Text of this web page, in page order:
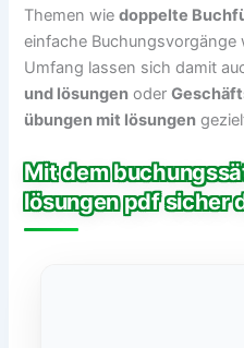
Themen wiedoppelte
einfache
Umfang lassen sich damit
und lösungen oder
übungen mit lösungen
Mit dem
lösungen pdf sicher